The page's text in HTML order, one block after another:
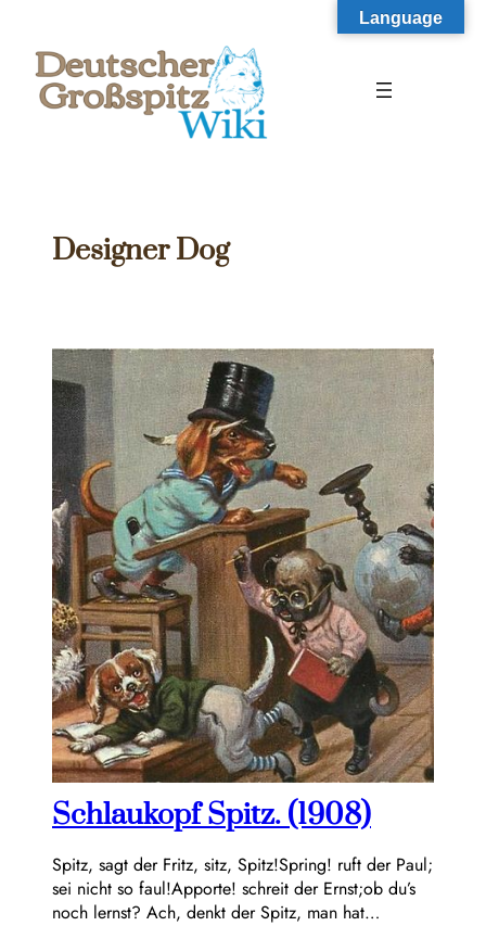
springen
Designer Dog
Schlaukopf Spitz. (1908)
Spitz, sagt der Fritz, sitz, Spitz!Spring! ruft der Paul;
sei nicht so faul!Apporte! schreit der Ernst;ob du’s
noch lernst? Ach, denkt der Spitz, man hat…
Language